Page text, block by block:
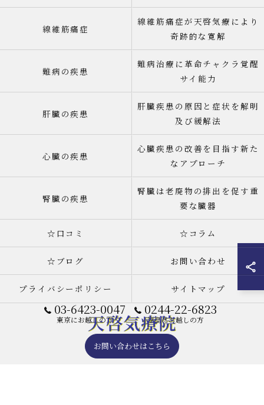
03-6423-0047
東京にお越しの方
0244-22-6823
福島にお越しの方
お問い合わせはこちら
線維筋痛症
線維筋痛症が天啓気療により
奇跡的な寛解
難病の疾患
難病治療に革命チャクラ覚醒
サイ能力
肝臓の疾患
肝臓疾患の原因と症状を解明
及び緩解法
心臓の疾患
心臓疾患の改善を目指す新た
なアプローチ
腎臓の疾患
腎臓は老廃物の排出を促す重
要な臓器
☆口コミ ☆コラム
☆ブログ お問い合わせ
プライバシーポリシー サイトマップ
© 2026 天啓気療院(天啓気功療法治療院) 東京店 ALL RIGHTS RESERVED.